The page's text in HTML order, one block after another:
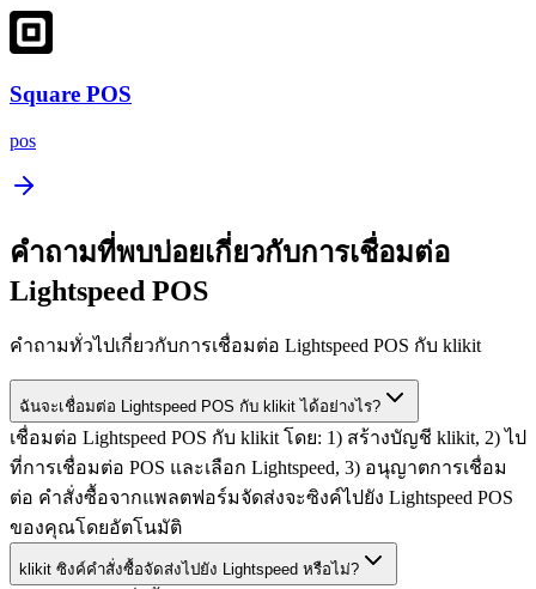
Square POS
pos
คำถามที่พบบ่อยเกี่ยวกับการเชื่อมต่อ
Lightspeed POS
คำถามทั่วไปเกี่ยวกับการเชื่อมต่อ Lightspeed POS กับ klikit
ฉันจะเชื่อมต่อ Lightspeed POS กับ klikit ได้อย่างไร?
เชื่อมต่อ Lightspeed POS กับ klikit โดย: 1) สร้างบัญชี klikit, 2) ไป
ที่การเชื่อมต่อ POS และเลือก Lightspeed, 3) อนุญาตการเชื่อม
ต่อ คำสั่งซื้อจากแพลตฟอร์มจัดส่งจะซิงค์ไปยัง Lightspeed POS
ของคุณโดยอัตโนมัติ
klikit ซิงค์คำสั่งซื้อจัดส่งไปยัง Lightspeed หรือไม่?